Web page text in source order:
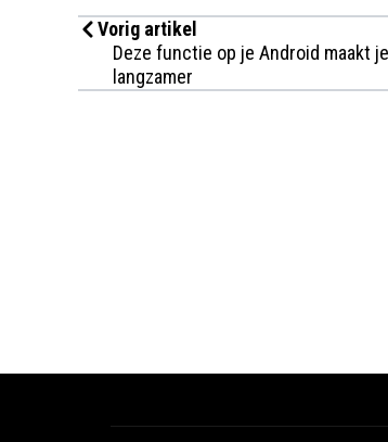
Vorig artikel
Deze functie op je Android maakt
langzamer